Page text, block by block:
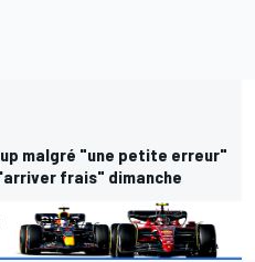
malgré "une petite erreur"
frais" dimanche